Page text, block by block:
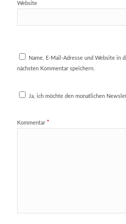
Website
Name, E-Mail-Adresse und Website in
nächsten Kommentar speichern.
Ja, ich möchte den monatlichen
Kommentar *